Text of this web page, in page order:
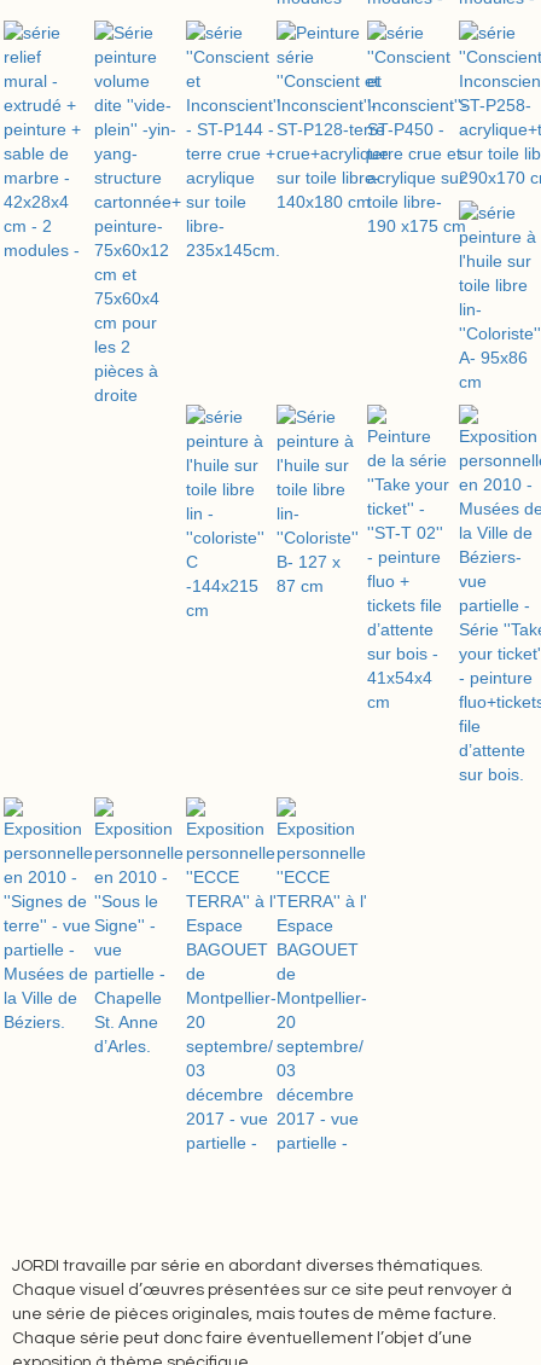
JORDI travaille par série en abordant diverses thématiques.
Chaque visuel d’œuvres présentées sur ce site peut renvoyer à
une série de pièces originales, mais toutes de même facture.
Chaque série peut donc faire éventuellement l’objet d’une